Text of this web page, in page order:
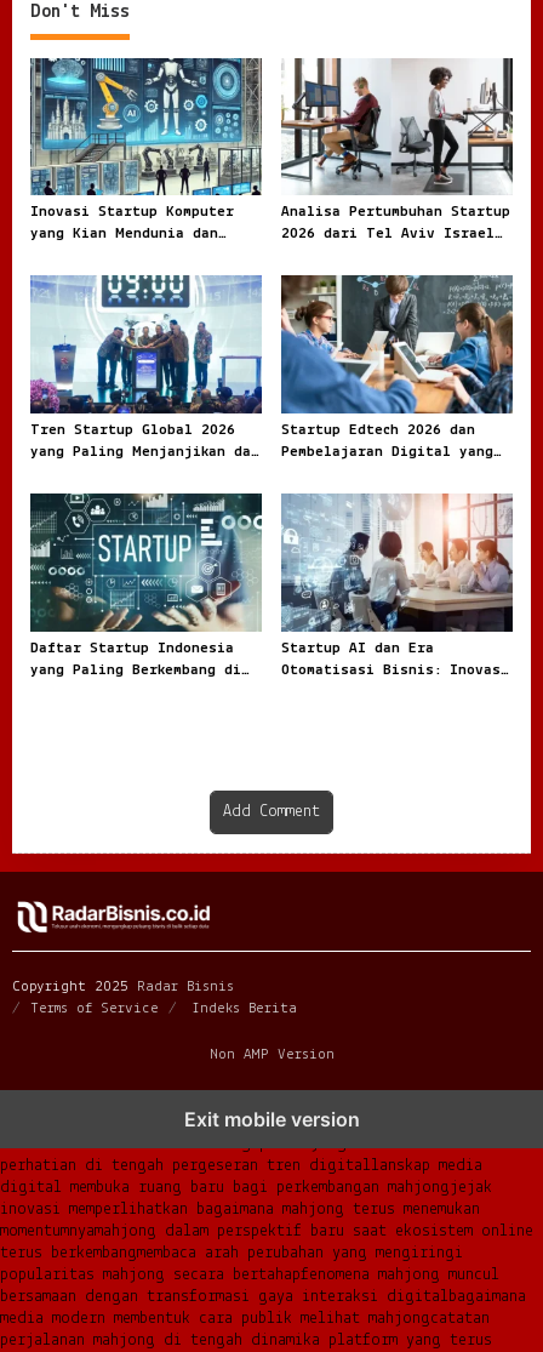
a
v
i
g
a
t
i
n
Don't Miss
Inovasi Startup Komputer
yang Kian Mendunia dan
Analisa Pertumbuhan Startup
2026 dari Tel Aviv Israel
Inovasi Global
Tren Startup Global 2026
yang Paling Menjanjikan dan
Startup Edtech 2026 dan
Pembelajaran Digital yang
Daftar Startup Indonesia
yang Paling Berkembang di
Startup AI dan Era
Otomatisasi Bisnis: Inovasi
Add Comment
Copyright 2025
Radar Bisnis
Terms of Service
Indeks Berita
Non AMP Version
Exit mobile version
dari komunitas hingga platform mahjong membangun
narasi baru di era modernmengapa mahjong kembali mencuri
perhatian di tengah pergeseran tren digitallanskap media
digital membuka ruang baru bagi perkembangan mahjongjejak
inovasi memperlihatkan bagaimana mahjong terus menemukan
momentumnyamahjong dalam perspektif baru saat ekosistem online
terus berkembangmembaca arah perubahan yang mengiringi
popularitas mahjong secara bertahapfenomena mahjong muncul
bersamaan dengan transformasi gaya interaksi digitalbagaimana
media modern membentuk cara publik melihat mahjongcatatan
perjalanan mahjong di tengah dinamika platform yang terus